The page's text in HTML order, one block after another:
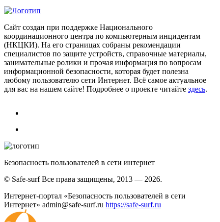
Сайт создан при поддержке Национального
координационного центра по компьютерным инцидентам
(НКЦКИ). На его страницах собраны рекомендации
специалистов по защите устройств, справочные материалы,
занимательные ролики и прочая информация по вопросам
информационной безопасности, которая будет полезна
любому пользователю сети Интернет. Всё самое актуальное
для вас на нашем сайте! Подробнее о проекте читайте здесь.
Безопасность пользователей в сети интернет
© Safe-surf Все права защищены, 2013 — 2026.
Интернет-портал «Безопасность пользователей в сети
Интернет» admin@safe-surf.ru https://safe-surf.ru